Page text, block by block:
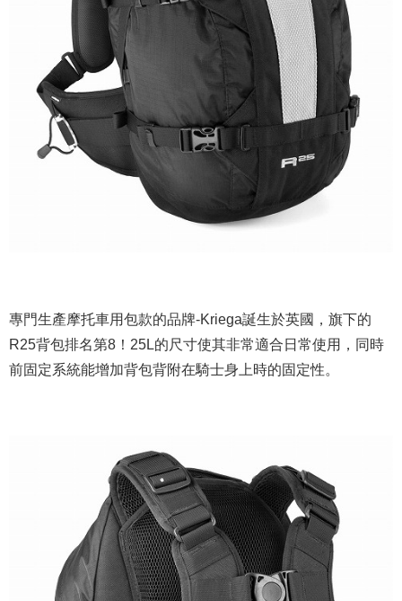
專門生產摩托車用包款的品牌-Kriega誕生於英國，旗下的
R25背包排名第8！25L的尺寸使其非常適合日常使用，同時
前固定系統能增加背包背附在騎士身上時的固定性。